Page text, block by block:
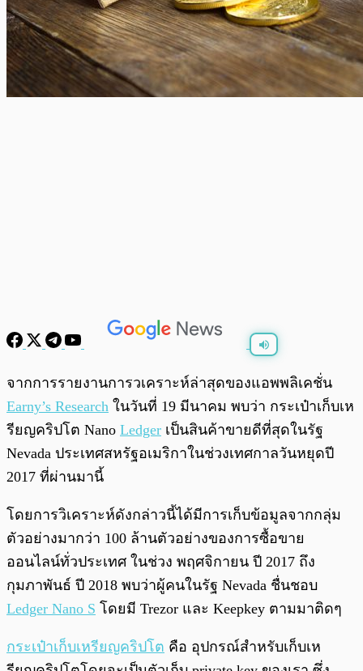
0:00/ 0:00
จากการรายงานการวเคราะห์ล่าสุดของแอพพลิเคชั่น
Earny’s Research ในวันที่ 19 มีนาคม พบว่า กระเป๋าเก็บเห
รียญคริปโต Nano Ledger เป็นสินค้าขายดีที่สุดในรัฐ
Nevada ประเทศสหรัฐอเมริกาในช่วงเทศกาลวันหยุดปี
2017 ที่ผ่านมานี้
โดยการวิเคราะห์ดังกล่าวนี้ได้มีการเก็บข้อมูลจากกลุ่ม
ตัวอย่างมากว่า 100 ล้านตัวอย่างของการซื้อขาย
ออนไลน์ทั่วประเทศ ในช่วง พฤศจิกายน ปี 2017 ถึง
กุมภาพันธ์ ปี 2018 พบว่าผู้คนในรัฐ Nevada ชื่นชอบ
Ledger Nano S โดยมี Trezor และ Keepkey ตามมาติดๆ
กระเป๋าเก็บเหรียญคริปโต คือ อุปกรณ์สำหรับเก็บเห